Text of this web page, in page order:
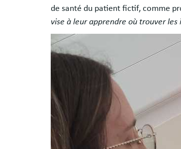
de santé du patient fictif, comme
vise à leur apprendre où trouver
Image